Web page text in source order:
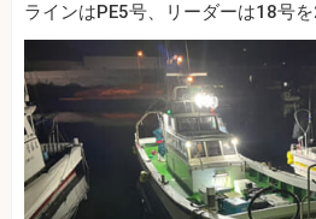
ラインはPE5号、リーダーは18号を